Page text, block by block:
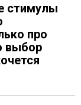
стимулы
про
выбор